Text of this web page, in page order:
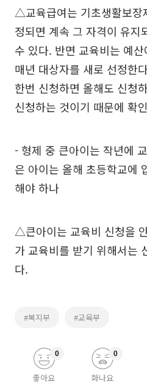
△교육급여는 기초생활보장
정되면 계속 그 자격이 유지
수 있다. 반면 교육비는 예
매년 대상자를 새로 선정한
한번 신청하면 올해도 신청
신청하는 것이기 때문에 확
- 형제 중 큰아이는 작년에
은 아이는 올해 초등학교에
해야 하나
△큰아이는 교육비 신청을
가 교육비를 받기 위해서는
다.
#복지부 #교육부
좋아요
0
화나요
0